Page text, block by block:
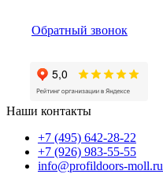
Обратный звонок
Наши контакты
+7 (495) 642-28-22
+7 (926) 983-55-55
info@profildoors-moll.ru